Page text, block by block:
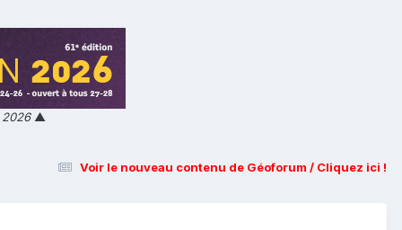
▲
Voir le nouveau contenu de Géoforum / Cliquez ici !